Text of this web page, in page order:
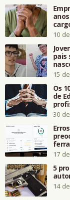
10
pais
15
Os
de
30
17
5
14